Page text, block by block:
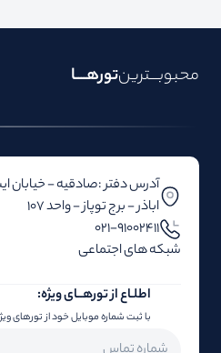
محبوبـــترینتورهــــا
آدرس دفتر :صادقیه - خیابان
اباذر - برج توپاز - واحد 107
۰۲۱-91002411
شبکه های اجتماعی
اطلـاع از تور‌هــای ویژه:
با ثبت شماره موبایل خود از تورهای